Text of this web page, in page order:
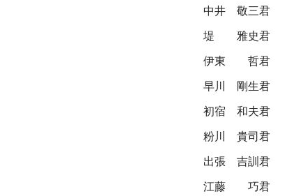
中井 敬三君
堤 雅史君
伊東 哲君
早川 剛生君
初宿 和夫君
粉川 貴司君
出張 吉訓君
江藤 巧君